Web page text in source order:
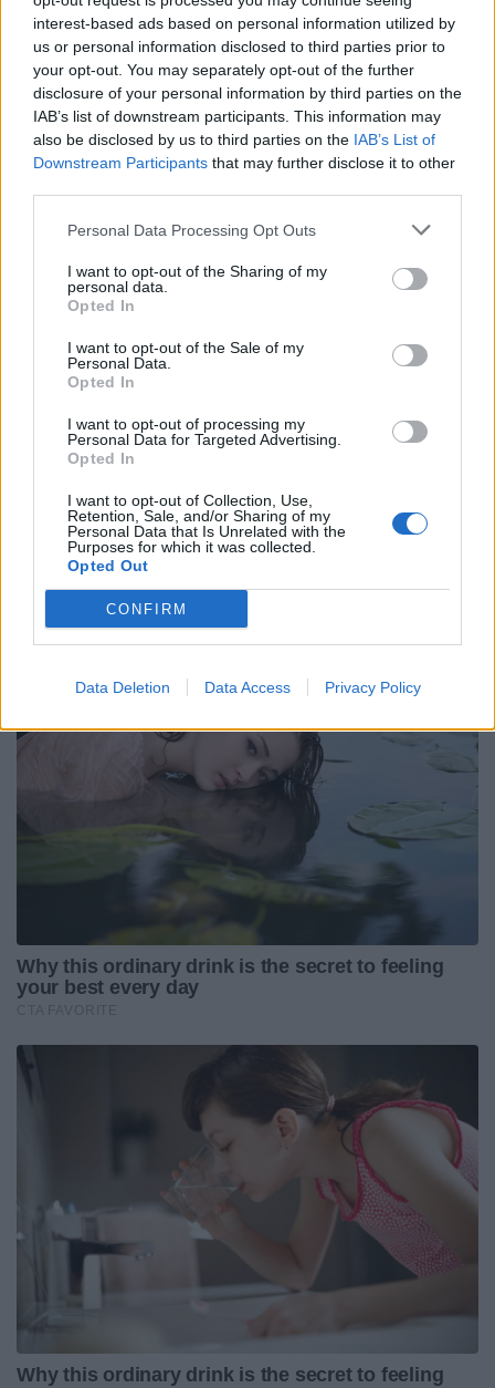
interest-based ads based on personal information utilized by
us or personal information disclosed to third parties prior to
your opt-out. You may separately opt-out of the further
disclosure of your personal information by third parties on the
IAB’s list of downstream participants. This information may
also be disclosed by us to third parties on the IAB’s List of
Downstream Participants that may further disclose it to other
Personal Data Processing Opt Outs
I want to opt-out of the Sharing of my
personal data.
Opted In
I want to opt-out of the Sale of my
Personal Data.
Opted In
I want to opt-out of processing my
Personal Data for Targeted Advertising.
Opted In
I want to opt-out of Collection, Use,
Retention, Sale, and/or Sharing of my
Personal Data that Is Unrelated with the
Purposes for which it was collected.
Opted Out
CONFIRM
Data Deletion Data Access Privacy Policy
M. Joël TOMAKPLEKONOU
Mme. Delphine BUNEL
M. Peter McNAUGHTON
Mme. Eliane CAYOL
Mme. Noëlle COULIN
Mme. Marion MEYNET
Per la lista 100% RUGBY di Didier Codorniou
Mme. Cécilia SAUBUSSE
M. Michel PEBEYRE
Mme. Siham DENIS
M. Guilhem GUIRADO